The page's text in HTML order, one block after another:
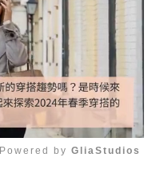
Powered by GliaStudios